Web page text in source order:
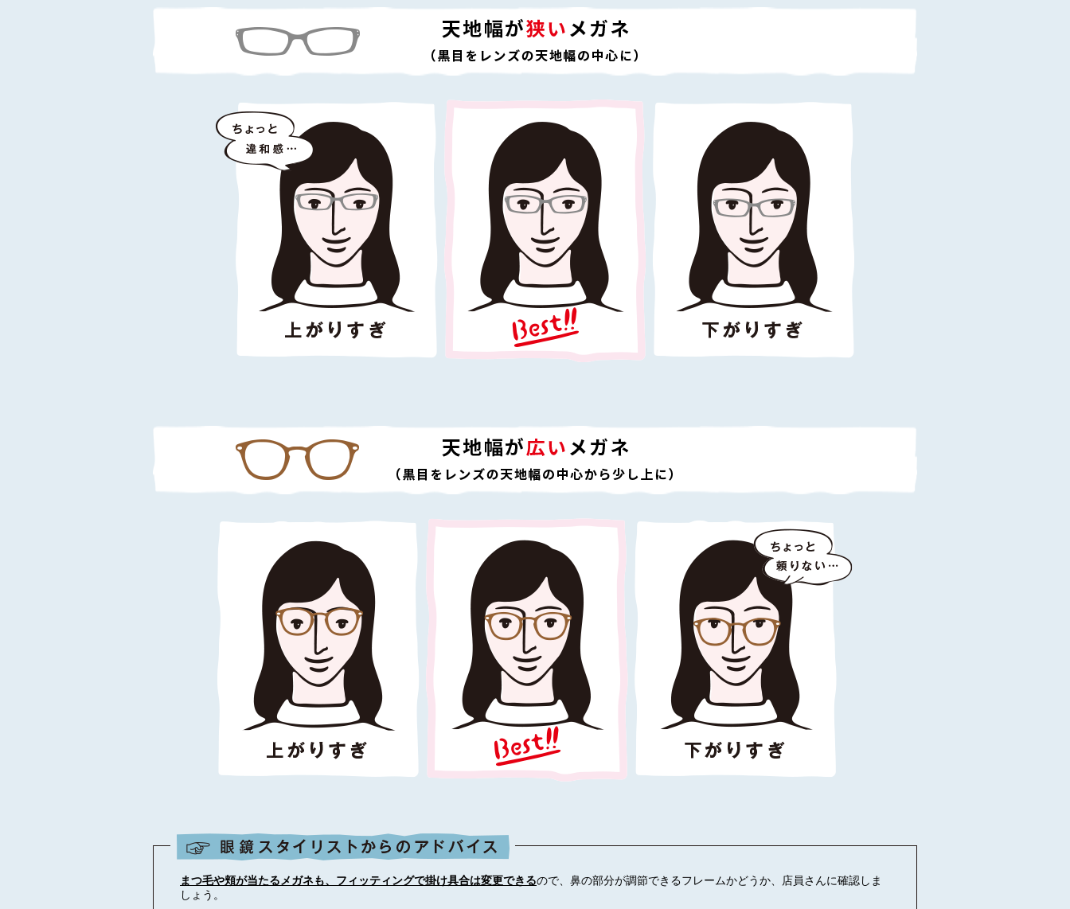
まつ毛や頬が当たるメガネも、フィッティングで掛け具合は変更できるので、鼻の部分が調節できるフレームかどうか、店員さんに確認しま
しょう。